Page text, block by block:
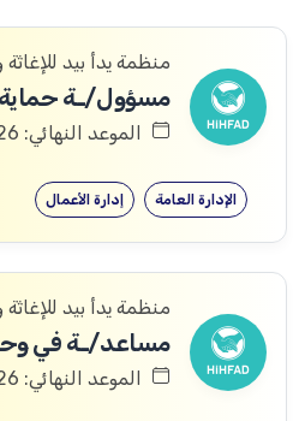
منظمة يدأ بيد للإغاثة
الموعد النهائي: 27/07/2026
إدارة الأعمال الإدارة العامة
منظمة يدأ بيد للإغاثة
الموعد النهائي: 27/07/2026